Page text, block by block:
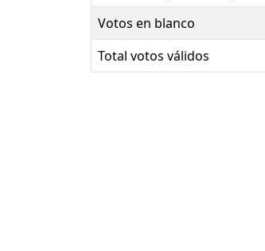
Votos en blanco
Total votos válidos